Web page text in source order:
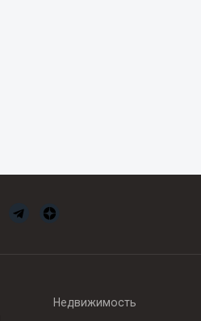
Недвижимость